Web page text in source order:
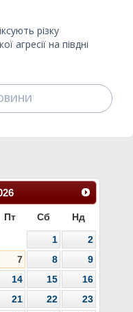
різку
агресії на півдні
Пт Сб Нд
1
2
7 8
9
14 15
16
21 22
23